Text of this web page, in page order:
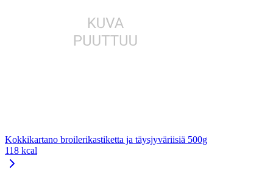
Kokkikartano broilerikastiketta ja täysjyväriisiä 500g
118 kcal